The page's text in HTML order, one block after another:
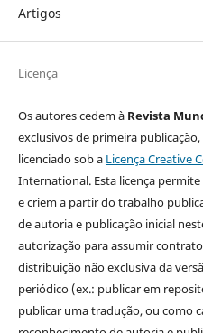
Artigos
Licença
Os autores cedem à Revista
exclusivos de primeira
licenciado sob a Licença Creative
International. Esta licença
e criem a partir do trabalho
de autoria e publicação inicial
autorização para assumir
distribuição não exclusiva da
periódico (ex.: publicar em
publicar uma tradução, ou como